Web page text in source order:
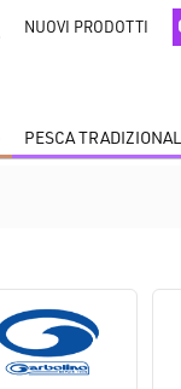
NUOVI PRODOTTI
PESCA